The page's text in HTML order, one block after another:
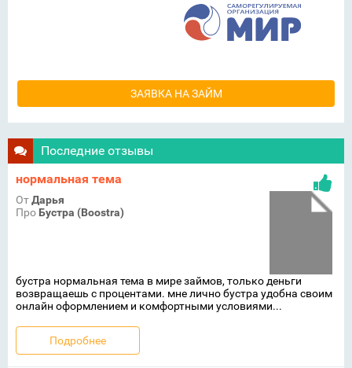
ЗАЯВКА НА ЗАЙМ
Последние отзывы
нормальная тема
ОтДарья
Про Бустра (Boostra)
бустра нормальная тема в мире займов, только деньги
возвращаешь с процентами. мне лично бустра удобна своим
онлайн оформлением и комфортными условиями...
Подробнее